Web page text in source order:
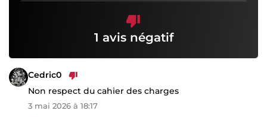
1 avis négatif
Cedric0
Non respect du cahier des charges
3 mai 2026 à 18:17